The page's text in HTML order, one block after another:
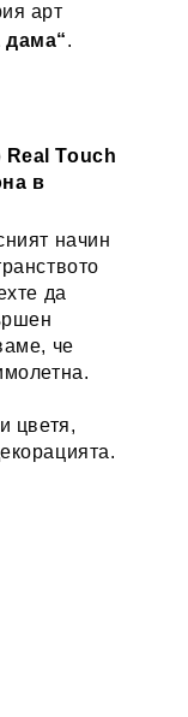
арт
дама“.
Touch
в
начин
да
че
цветя,